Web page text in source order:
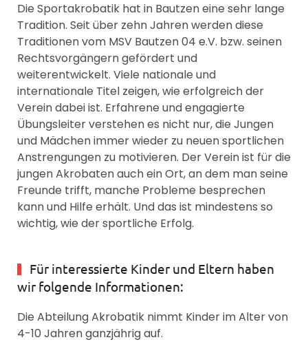
Die Sportakrobatik hat in Bautzen eine sehr lange
Tradition. Seit über zehn Jahren werden diese
Traditionen vom MSV Bautzen 04 e.V. bzw. seinen
Rechtsvorgängern gefördert und
weiterentwickelt. Viele nationale und
internationale Titel zeigen, wie erfolgreich der
Verein dabei ist. Erfahrene und engagierte
Übungsleiter verstehen es nicht nur, die Jungen
und Mädchen immer wieder zu neuen sportlichen
Anstrengungen zu motivieren. Der Verein ist für die
jungen Akrobaten auch ein Ort, an dem man seine
Freunde trifft, manche Probleme besprechen
kann und Hilfe erhält. Und das ist mindestens so
wichtig, wie der sportliche Erfolg.
Für interessierte Kinder und Eltern haben
wir folgende Informationen:
Die Abteilung Akrobatik nimmt Kinder im Alter von
4-10 Jahren ganzjährig auf.